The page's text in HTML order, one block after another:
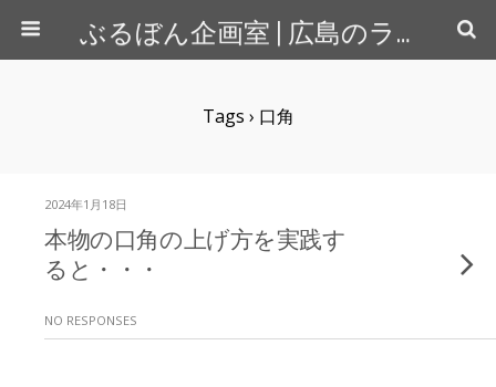
ぶるぼん企画室 | 広島のライター＆カメラマン
Tags › 口角
2024年1月18日
本物の口角の上げ方を実践す
ると・・・
NO RESPONSES